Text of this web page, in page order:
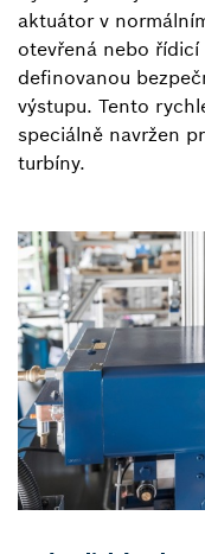
aktuátor v
otevřená nebo
definovanou
výstupu. Tento
speciálně navržen
turbíny.